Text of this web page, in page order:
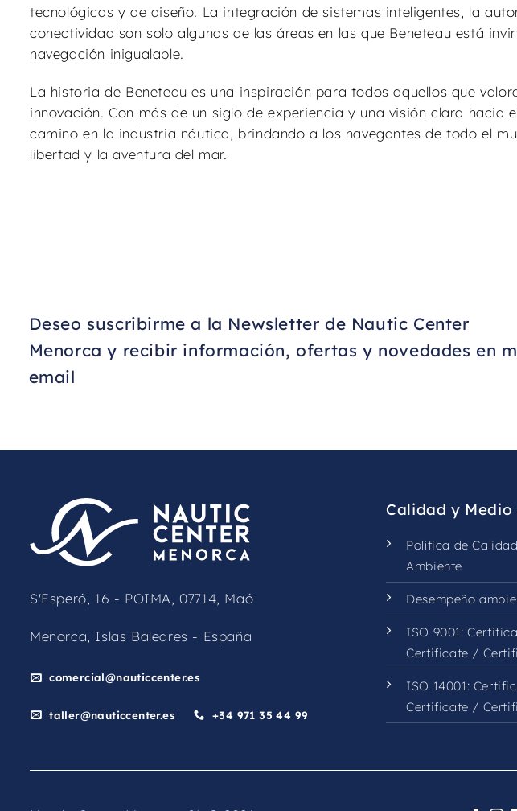
tecnológicas y de diseño. La integración de sistemas inteligentes, la
conectividad son solo algunas de las áreas en las que Beneteau está
navegación inigualable.
La historia de Beneteau es una inspiración para todos aquellos que
innovación. Con más de un siglo de experiencia y una visión clara hacia
camino en la industria náutica, brindando a los navegantes de todo el
libertad y la aventura del mar.
Deseo suscribirme a la Newsletter de Nautic Center
Menorca y recibir información, ofertas y novedades en
email
S'Esperó, 16 - POIMA, 07714, Maó
Menorca, Islas Baleares - España
comercial@nauticcenter.es
taller@nauticcenter.es +34 971 35 44 99
Calidad y Medio
Política de
Ambiente
Desempeño
ISO 9001:
Certificate /
ISO 14001:
Certificate /